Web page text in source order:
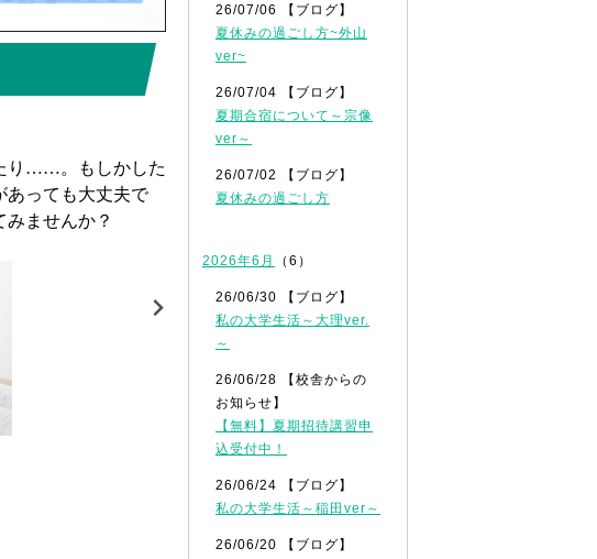
がら一定の勉強時
んな心配も、スタ
できるようになり
具体的な校舎の雰囲気
校舎の雰囲気や学習環境の良さ、自習スペースなど
担任の先生やスタッフはどんな感じだろう……。そん
26/07/06 【ブログ】
夏休みの過ごし方~外山
ver~
26/07/04 【ブログ】
夏期合宿について～宗像
ver～
26/07/02 【ブログ】
夏休みの過ごし方
2026年6月 （6）
26/06/30 【ブログ】
私の大学生活～大理ver.
～
26/06/28 【校舎からの
お知らせ】
【無料】夏期招待講習申
込受付中！
26/06/24 【ブログ】
私の大学生活～稲田ver～
26/06/20 【ブログ】